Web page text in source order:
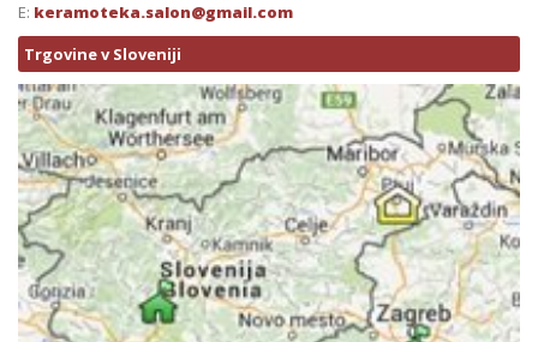
E: keramoteka.salon@gmail.com
Trgovine v Sloveniji